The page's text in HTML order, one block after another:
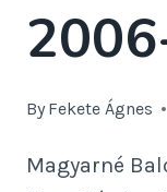
By Fekete Ágnes
Magyarné